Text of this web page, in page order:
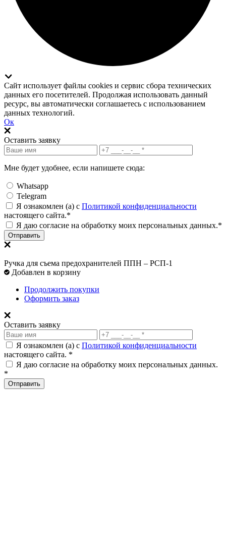
Сайт использует файлы cookies и сервис сбора технических
данных его посетителей. Продолжая использовать данный
ресурс, вы автоматически соглашаетесь с использованием
данных технологий.
Ок
Оставить заявку
Мне будет удобнее, если напишете сюда:
Whatsapp
Telegram
Я ознакомлен (а) с Политикой конфиденциальности
настоящего сайта.*
Я даю согласие на обработку моих персональных данных.*
Отправить
Ручка для съема предохранителей ППН – РСП-1
Добавлен в корзину
Продолжить покупки
Оформить заказ
Оставить заявку
Я ознакомлен (а) с Политикой конфиденциальности
настоящего сайта. *
Я даю согласие на обработку моих персональных данных.
*
Отправить